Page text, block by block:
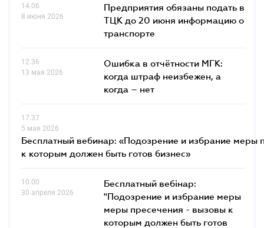
14.06
8 июня 2026
Предприятия обязаны подать в
ТЦК до 20 июня информацию о
транспорте
12.36
13 мая 2026
Ошибка в отчётности МГК:
когда штраф неизбежен, а
когда – нет
17.37
5 мая 2026
Бесплатный вебинар: «Подозрение и избрание меры
к которым должен быть готов бизнес»
10.00
30 апреля 2026
Бесплатный вебінар:
"Подозрение и избрание меры
меры пресечения - вызовы к
которым должен быть готов